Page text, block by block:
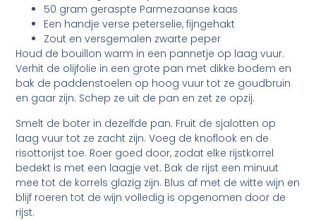
50 gram geraspte Parmezaanse kaas
Een handje verse peterselie, fijngehakt
Zout en versgemalen zwarte peper
Houd de bouillon warm in een pannetje op laag vuur.
Verhit de olijfolie in een grote pan met dikke bodem en
bak de paddenstoelen op hoog vuur tot ze goudbruin
en gaar zijn. Schep ze uit de pan en zet ze opzij.
Smelt de boter in dezelfde pan. Fruit de sjalotten op
laag vuur tot ze zacht zijn. Voeg de knoflook en de
risottorijst toe. Roer goed door, zodat elke rijstkorrel
bedekt is met een laagje vet. Bak de rijst een minuut
mee tot de korrels glazig zijn. Blus af met de witte wijn en
blijf roeren tot de wijn volledig is opgenomen door de
rijst.